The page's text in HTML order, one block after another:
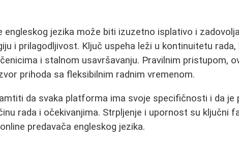
engleskog jezika može biti izuzetno isplativo i
i prilagodljivost. Ključ uspeha leži u kontinuitetu
i stalnom usavršavanju. Pravilnim pristupom,
prihoda sa fleksibilnim radnim vremenom.
da svaka platforma ima svoje specifičnosti i da je
rada i očekivanjima. Strpljenje i upornost su ključni
predavača engleskog jezika.